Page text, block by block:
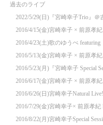
過去のライブ
2022/5/29(日)『宮崎幸子Trio』＠
2016/4/15(金)宮崎幸子 × 前原孝
2016/4/23(土)歌のゆうべ
2016/5/13(金)宮崎幸子 × 前原孝
2016/5/23(月)『宮崎幸子 Special
2016/6/17(金)宮崎幸子 × 前原孝
2016/6/26(日)宮崎幸子Natural Live!
2016/7/29(金)宮崎幸子× 前原孝紀
2016/8/22(月)宮崎幸子Special